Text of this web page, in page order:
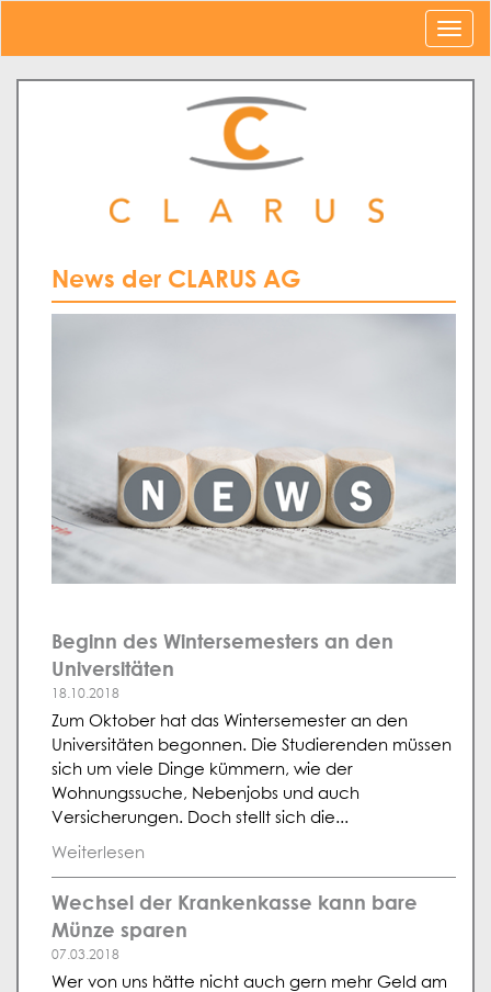
News der CLARUS AG
Beginn des Wintersemesters an den
Universitäten
18.10.2018
Zum Oktober hat das Wintersemester an den
Universitäten begonnen. Die Studierenden müssen
sich um viele Dinge kümmern, wie der
Wohnungssuche, Nebenjobs und auch
Versicherungen. Doch stellt sich die...
Weiterlesen
Wechsel der Krankenkasse kann bare
Münze sparen
07.03.2018
Wer von uns hätte nicht auch gern mehr Geld am